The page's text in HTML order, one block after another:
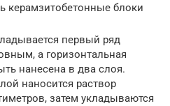
керамзитобетонные блоки
первый ряд
а горизонтальная
нанесена в два слоя.
наносится раствор
затем укладываются